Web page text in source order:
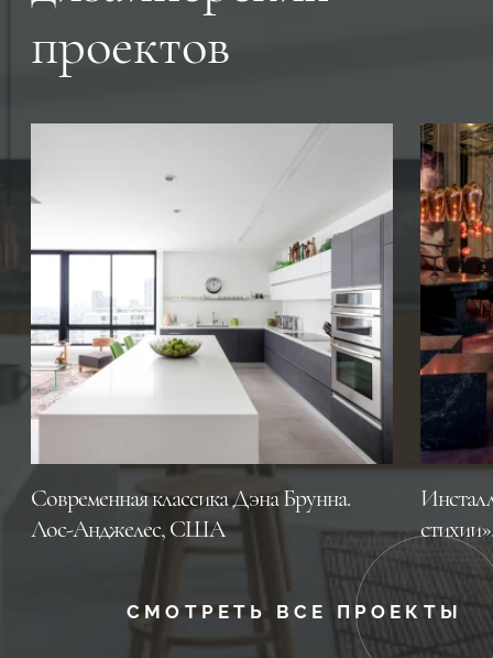
проектов
Современная классика Дэна Брунна.
Лос-Анджелес, CША
СМОТРЕТЬ ВСЕ ПРОЕКТЫ